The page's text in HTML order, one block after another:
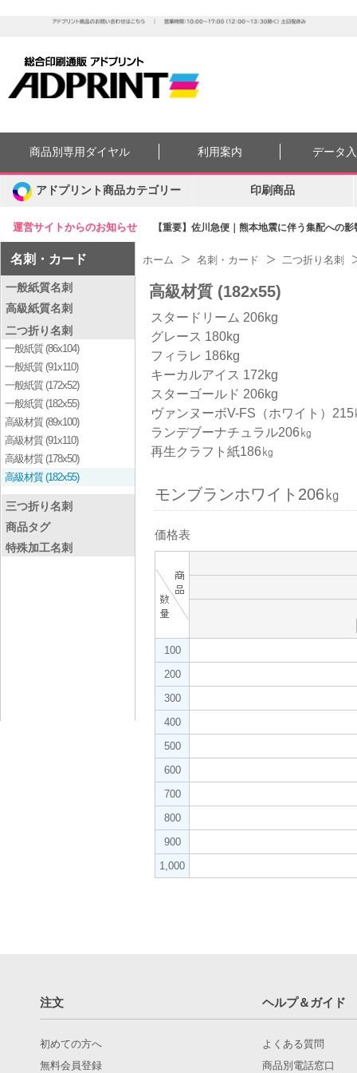
運営サイトからのお知らせ 【重要】佐川急便｜熊本地震に伴う集配への
商品別専用ダイヤル 利用案内 データ
アドプリント商品カテゴリー 印刷商品
名刺・カード
一般紙質名刺
高級紙質名刺
二つ折り名刺
一般紙質 (86x104)
一般紙質 (91x110)
一般紙質 (172x52)
一般紙質 (182x55)
高級材質 (89x100)
高級材質 (91x110)
高級材質 (178x50)
高級材質 (182x55)
三つ折り名刺
商品タグ
特殊加工名刺
ホーム 名刺・カード 二つ折り名刺
高級材質 (182x55)
スタードリーム 206kg
グレース 180kg
フィラレ 186kg
キーカルアイス 172kg
スターゴールド 206kg
ヴァンヌーボV-FS（ホワイト）215
ランデブーナチュラル206㎏
再生クラフト紙186㎏
モンブランホワイト206㎏
価格表
100
200
300
400
500
600
700
800
900
1,000
注文 ヘルプ＆ガイド
初めての方へ
無料会員登録
よくある質問
商品別電話窓口